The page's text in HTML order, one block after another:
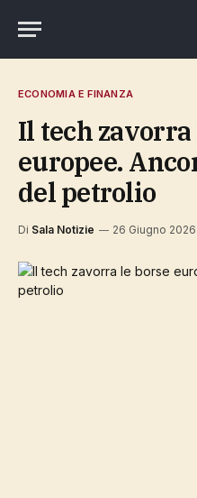
ECONOMIA E FINANZA
Il tech zavorra le borse
europee.
del petrolio
Di Sala Notizie 26 Giugno 2026